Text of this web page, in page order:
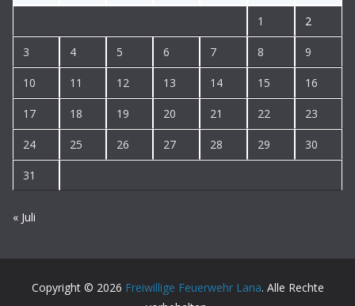
1 2
3 4 5 6 7 8 9
10 11 12 13 14 15 16
17 18 19 20 21 22 23
24 25 26 27 28 29 30
31
« Juli
Copyright © 2026 Freiwillige Feuerwehr Lana. Alle Rechte